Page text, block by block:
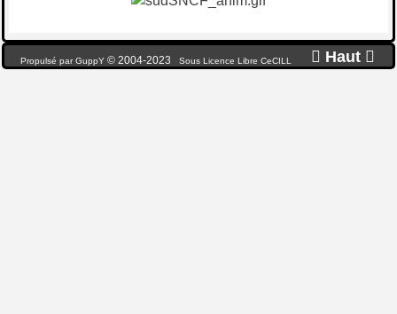
 Haut 
Propulsé par GuppY © 2004-2023 Sous Licence Libre CeCILL